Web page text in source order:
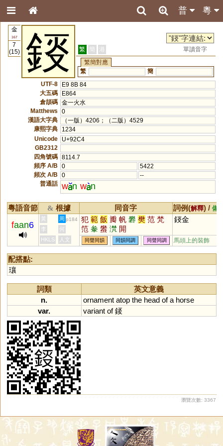
粵
普
金
167
7
(15)
鋄 繁 簡 港
單讀音字
繁簡對應
繁
簡
UTF-8
E9 8B 84
大五碼
E864
倉頡碼 金一火水
Matthews
0
漢語大字典
（一版）4206；（二版）4529
康熙字典
1234
Unicode
U+92C4
GB2312
四角號碼 8114.7
頻序 A/B
0
5422
頻次 A/B
0
--
普通話 w n w n
粵語音節 & 根據 同音字 詞例(解釋) / 備
faan6
黃 周 p184 犯 範 飯 瓣 帆 礬 樊 范 梵
笵 軬 蠜 滼 閞
鋄金
李
何
HKLS
人文 同聲同韻 同韻同調 同聲同調 馬頭上的裝飾
配搭點:
瓖
詞類
英文意義
n.
ornament atop the head of a horse
var.
variant of錽
瀏覽次數: 3367